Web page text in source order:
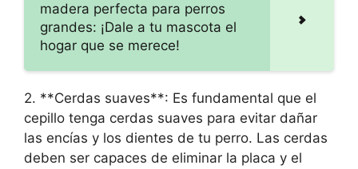
madera perfecta para perros
grandes: ¡Dale a tu mascota el
hogar que se merece!
2. **Cerdas suaves**: Es fundamental que el
cepillo tenga cerdas suaves para evitar dañar
las encías y los dientes de tu perro. Las cerdas
deben ser capaces de eliminar la placa y el